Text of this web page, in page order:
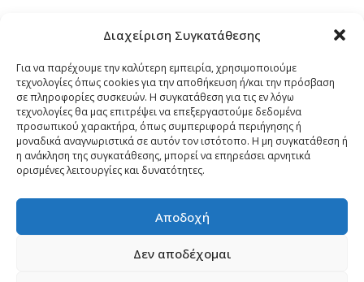
Διαχείριση Συγκατάθεσης
Για να παρέχουμε την καλύτερη εμπειρία, χρησιμοποιούμε
τεχνολογίες όπως cookies για την αποθήκευση ή/και την πρόσβαση
σε πληροφορίες συσκευών. Η συγκατάθεση για τις εν λόγω
τεχνολογίες θα μας επιτρέψει να επεξεργαστούμε δεδομένα
προσωπικού χαρακτήρα, όπως συμπεριφορά περιήγησης ή
μοναδικά αναγνωριστικά σε αυτόν τον ιστότοπο. Η μη συγκατάθεση ή
η ανάκληση της συγκατάθεσης, μπορεί να επηρεάσει αρνητικά
ορισμένες λειτουργίες και δυνατότητες.
Αποδοχή
Δεν αποδέχομαι
Τρόποι Αποστολής
Τρόποι Αγοράς – Πληρωμής – Επιστρόφης
Όροι και Προϋποθέσεις
Δήλωση Απορρήτου